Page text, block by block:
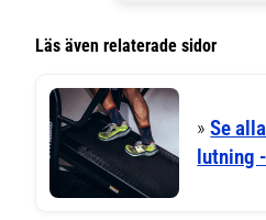
Läs även relaterade sidor
»Se
lutning